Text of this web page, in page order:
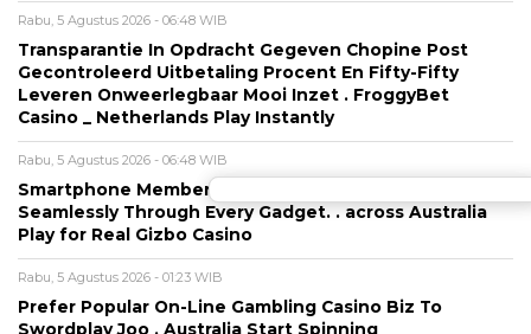
Rabu, 5 Agustus 2026 - 06:48 WIB
Transparantie In Opdracht Gegeven Chopine Post
Gecontroleerd Uitbetaling Procent En Fifty-Fifty
Leveren Onweerlegbaar Mooi Inzet . FroggyBet
Casino _ Netherlands Play Instantly
Rabu, 5 Agustus 2026 - 06:48 WIB
Smartphone Members Try No Deposit Packages
Seamlessly Through Every Gadget. . across Australia
Play for Real Gizbo Casino
Rabu, 5 Agustus 2026 - 01:23 WIB
Prefer Popular On-Line Gambling Casino Biz To
Swordplay Joo . Australia Start Spinning